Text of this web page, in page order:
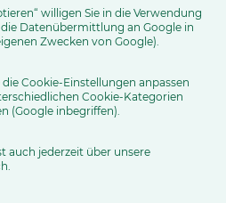
recht herzlich beim ZIV,
bei Bernhard Lange von Paul
und Unternehmen in China,
willigen Sie in die Verwendung
Datenübermittlung an Google in
Zwecken von Google).
Cookie-Einstellungen anpassen
Cookie-Kategorien
(Google inbegriffen).
auch jederzeit über unsere